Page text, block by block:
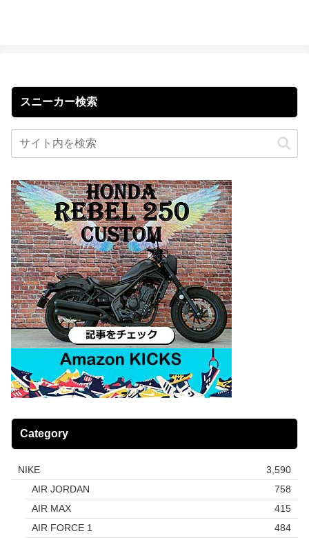
スニーカー検索
Category
NIKE
3,590
AIR JORDAN
758
AIR MAX
415
AIR FORCE 1
484